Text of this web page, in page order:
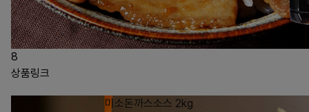
8
상품링크
미소돈까스소스 2kg